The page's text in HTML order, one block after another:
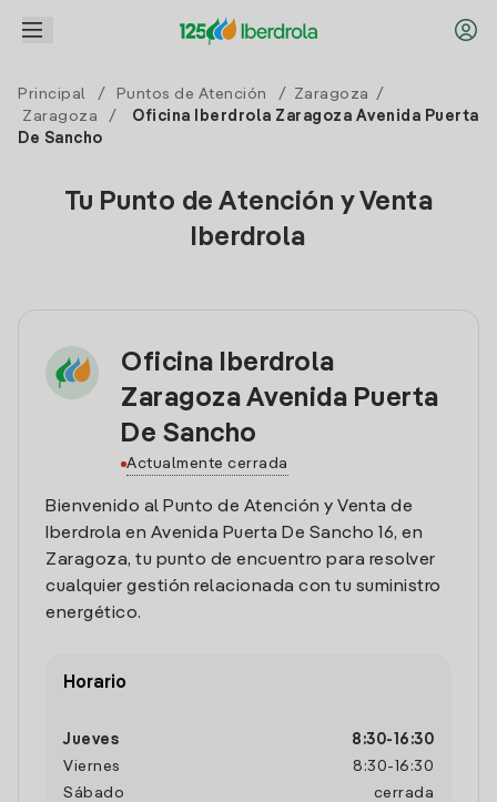
Principal / Puntos de Atención / Zaragoza
/
Zaragoza
/
Oficina Iberdrola Zaragoza Avenida Puerta
De Sancho
Tu Punto de Atención y Venta
Iberdrola
Oficina Iberdrola
Zaragoza Avenida Puerta
De Sancho
Actualmente cerrada
Bienvenido al Punto de Atención y Venta de
Iberdrola en Avenida Puerta De Sancho 16, en
Zaragoza, tu punto de encuentro para resolver
cualquier gestión relacionada con tu suministro
energético.
Horario
Jueves 8:30- 16:30
Viernes
8:30- 16:30
Sábado
cerrada